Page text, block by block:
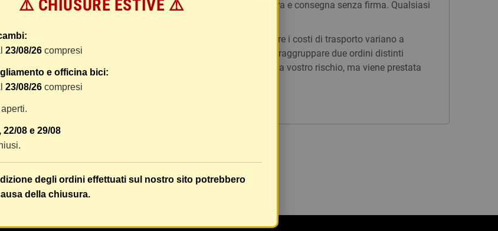
del pagamento e vengono spediti tramite BRT con tracciatura e consegna senza firma. Qualsiasi
il vostro pacco online.
imballaggio e le spese postali. I costi di gestione sono fissi, mentre i costi di trasporto variano a
raggruppare i vostri articoli in un unico ordine. Non ci è possibile raggruppare due ordini distinti
addebitate per ognuno di essi. Il vostro pacco sarà inviato a vostro rischio, ma viene prestata
articoli son ben protetti.
⚠️ CHIUSURE ESTIVE ⚠️
23/08/26 compresi
e officina bici:
23/08/26 compresi
aperti.
08 e 29/08
degli ordini effettuati sul nostro sito potrebbero
della chiusura.